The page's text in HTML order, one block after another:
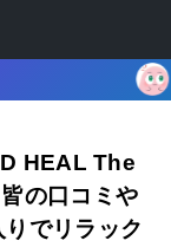
に合うガジェットを、
HEAL The
の口コミや
でリラック